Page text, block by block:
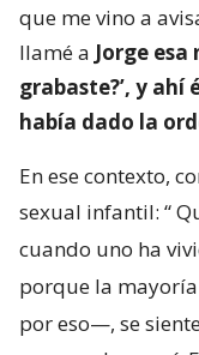
que me vino a
llamé a Jorge esa
grabaste?’, y ahí
había dado la
En ese contexto,
sexual infantil: “
cuando uno ha
porque la
por eso—, se